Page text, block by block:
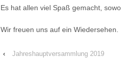
Es hat allen viel Spaß gemacht,
Wir freuen uns auf ein Wiedersehen.
‹ Jahreshaupt­versammlung 2019